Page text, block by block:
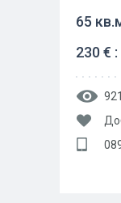
65
230 €
921